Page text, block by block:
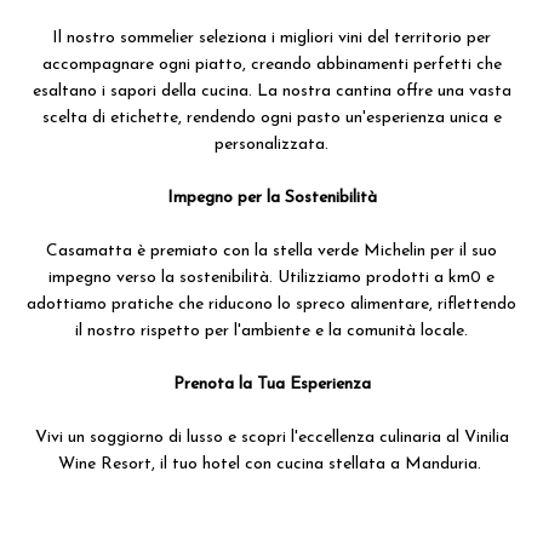
Il nostro sommelier seleziona i migliori vini del territorio per
accompagnare ogni piatto, creando abbinamenti perfetti che
esaltano i sapori della cucina. La nostra cantina offre una vasta
scelta di etichette, rendendo ogni pasto un'esperienza unica e
personalizzata.
Impegno per la Sostenibilità
Casamatta è premiato con la stella verde Michelin per il suo
impegno verso la sostenibilità. Utilizziamo prodotti a km0 e
adottiamo pratiche che riducono lo spreco alimentare, riflettendo
il nostro rispetto per l'ambiente e la comunità locale.
Prenota la Tua Esperienza
Vivi un soggiorno di lusso e scopri l'eccellenza culinaria al Vinilia
Wine Resort, il tuo hotel con cucina stellata a Manduria.